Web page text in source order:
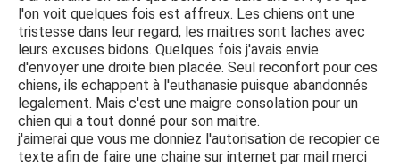
l'on voit quelques fois est affreux. Les chiens ont une
tristesse dans leur regard, les maitres sont laches avec
leurs excuses bidons. Quelques fois j'avais envie
d'envoyer une droite bien placée. Seul reconfort pour ces
chiens, ils echappent à l'euthanasie puisque abandonnés
legalement. Mais c'est une maigre consolation pour un
chien qui a tout donné pour son maitre.
j'aimerai que vous me donniez l'autorisation de recopier ce
texte afin de faire une chaine sur internet par mail merci